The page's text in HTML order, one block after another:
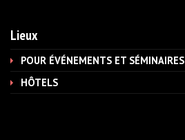
Lieux
POUR ÉVÉNEMENTS ET SÉMINAIRES
HÔTELS